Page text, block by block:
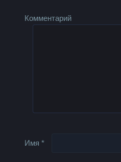
Комментарий
Имя*